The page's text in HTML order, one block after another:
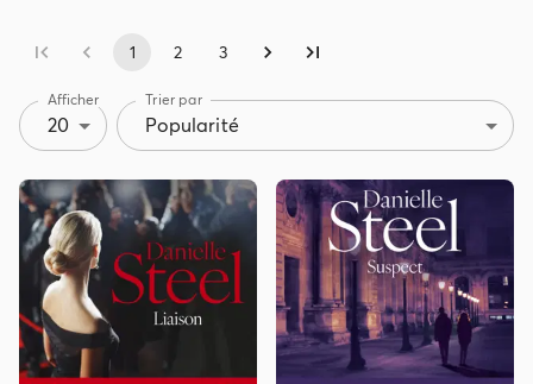
1 2 3
Afficher
20
Trier par
Popularité